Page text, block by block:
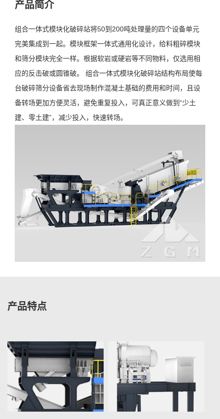
产品简介
组合一体式模块化破碎站将50到200吨处理量的四个设备单元
完美集成到一起。模块框架一体式通用化设计，给料粗碎模块
和筛分模块完全一样。根据软岩或硬岩等不同物料，仅选用相
应的反击破或圆锥破。 组合一体式模块化破碎站结构布局使每
台破碎筛分设备省去现场制作混凝土基础的费用和时间，且设
备转场更加方便灵活，避免重复投入，可真正意义做到“少土
建、零土建”，减少投入，快速转场。
产品特点